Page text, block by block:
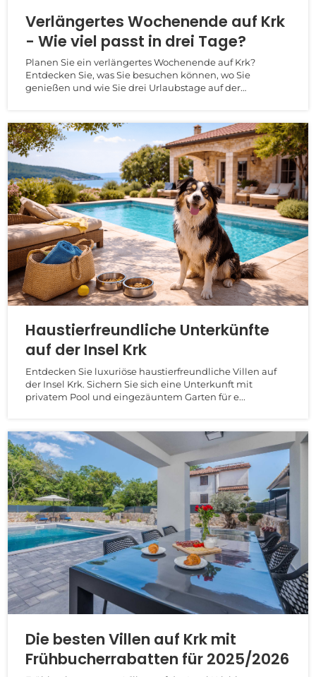
Verlängertes Wochenende auf Krk
- Wie viel passt in drei Tage?
Planen Sie ein verlängertes Wochenende auf Krk?
Entdecken Sie, was Sie besuchen können, wo Sie
genießen und wie Sie drei Urlaubstage auf der
Haustierfreundliche Unterkünfte
auf der Insel Krk
Entdecken Sie luxuriöse haustierfreundliche Villen auf
der Insel Krk. Sichern Sie sich eine Unterkunft mit
privatem Pool und eingezäuntem Garten für e...
Die besten Villen auf Krk mit
Frühbucherrabatten für 2025/2026